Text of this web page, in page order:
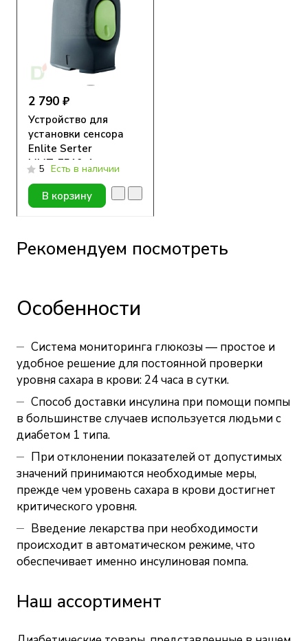
2 790 ₽
Устройство для
установки сенсора
Enlite Serter
ММТ-7510, 1 шт.
5 Есть в наличии
В корзину
Рекомендуем посмотреть
Особенности
Система мониторинга глюкозы — простое и
удобное решение для постоянной проверки
уровня сахара в крови: 24 часа в сутки.
Способ доставки инсулина при помощи помпы
в большинстве случаев используется людьми с
диабетом 1 типа.
При отклонении показателей от допустимых
значений принимаются необходимые меры,
прежде чем уровень сахара в крови достигнет
критического уровня.
Введение лекарства при необходимости
происходит в автоматическом режиме, что
обеспечивает именно инсулиновая помпа.
Наш ассортимент